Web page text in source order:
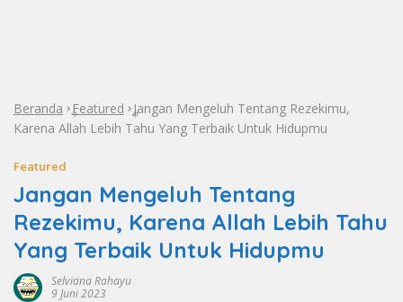
Beranda »Featured »Jangan Mengeluh Tentang Rezekimu,
Karena Allah Lebih Tahu Yang Terbaik Untuk Hidupmu
Featured
Jangan Mengeluh Tentang
Rezekimu, Karena Allah Lebih Tahu
Yang Terbaik Untuk Hidupmu
Selviana Rahayu
9 Juni 2023